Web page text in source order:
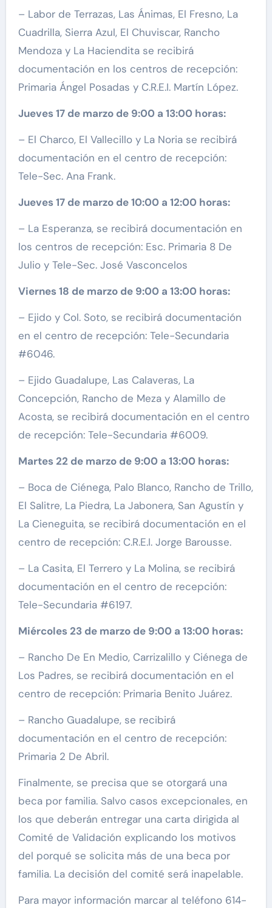
– Labor de Terrazas, Las Ánimas, El Fresno, La
Cuadrilla, Sierra Azul, El Chuviscar, Rancho
Mendoza y La Haciendita se recibirá
documentación en los centros de recepción:
Primaria Ángel Posadas y C.R.E.I. Martín López.
Jueves 17 de marzo de 9:00 a 13:00 horas:
– El Charco, El Vallecillo y La Noria se recibirá
documentación en el centro de recepción:
Tele-Sec. Ana Frank.
Jueves 17 de marzo de 10:00 a 12:00 horas:
– La Esperanza, se recibirá documentación en
los centros de recepción: Esc. Primaria 8 De
Julio y Tele-Sec. José Vasconcelos
Viernes 18 de marzo de 9:00 a 13:00 horas:
– Ejido y Col. Soto, se recibirá documentación
en el centro de recepción: Tele-Secundaria
#6046.
– Ejido Guadalupe, Las Calaveras, La
Concepción, Rancho de Meza y Alamillo de
Acosta, se recibirá documentación en el centro
de recepción: Tele-Secundaria #6009.
Martes 22 de marzo de 9:00 a 13:00 horas:
– Boca de Ciénega, Palo Blanco, Rancho de Trillo,
El Salitre, La Piedra, La Jabonera, San Agustín y
La Cieneguita, se recibirá documentación en el
centro de recepción: C.R.E.I. Jorge Barousse.
– La Casita, El Terrero y La Molina, se recibirá
documentación en el centro de recepción:
Tele-Secundaria #6197.
Miércoles 23 de marzo de 9:00 a 13:00 horas:
– Rancho De En Medio, Carrizalillo y Ciénega de
Los Padres, se recibirá documentación en el
centro de recepción: Primaria Benito Juárez.
– Rancho Guadalupe, se recibirá
documentación en el centro de recepción:
Primaria 2 De Abril.
Finalmente, se precisa que se otorgará una
beca por familia. Salvo casos excepcionales, en
los que deberán entregar una carta dirigida al
Comité de Validación explicando los motivos
del porqué se solicita más de una beca por
familia. La decisión del comité será inapelable.
Para mayor información marcar al teléfono 614-